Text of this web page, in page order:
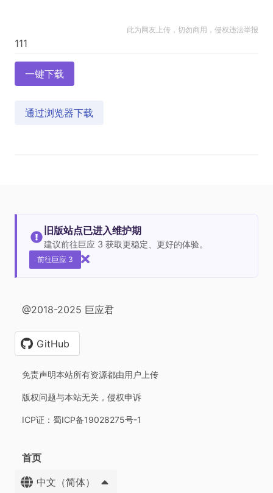
此为网友上传，切勿商用，侵权违法举报
一键下载
通过浏览器下载
旧版站点已进入维护期
建议前往巨应 3 获取更稳定、更好的体验。
前往巨应 3
@2018-2025 巨应君
GitHub
免责声明本站所有资源都由用户上传
版权问题与本站无关，侵权申诉
ICP证：蜀ICP备19028275号-1
首页
中文（简体）